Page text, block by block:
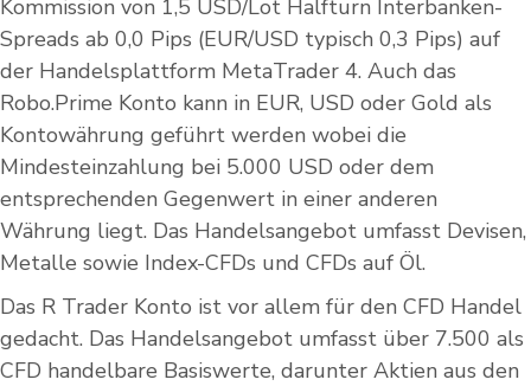
Kommission von 1,5 USD/Lot Halfturn Interbanken-
Spreads ab 0,0 Pips (EUR/USD typisch 0,3 Pips) auf
der Handelsplattform MetaTrader 4. Auch das
Robo.Prime Konto kann in EUR, USD oder Gold als
Kontowährung geführt werden wobei die
Mindesteinzahlung bei 5.000 USD oder dem
entsprechenden Gegenwert in einer anderen
Währung liegt. Das Handelsangebot umfasst Devisen,
Metalle sowie Index-CFDs und CFDs auf Öl.
Das R Trader Konto ist vor allem für den CFD Handel
gedacht. Das Handelsangebot umfasst über 7.500 als
CFD handelbare Basiswerte, darunter Aktien aus den